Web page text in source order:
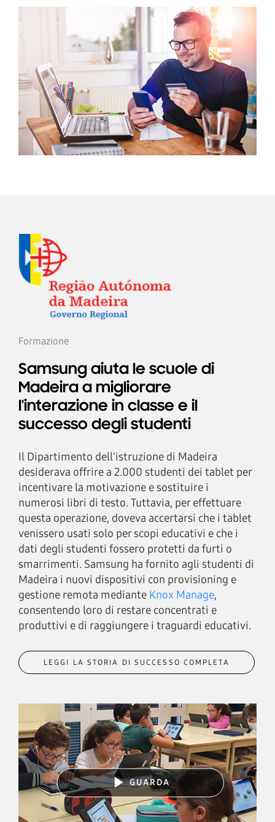
Formazione
Samsung aiuta le scuole di
Madeira a migliorare
l'interazione in classe e il
successo degli studenti
Il Dipartimento dell'istruzione di Madeira
desiderava offrire a 2.000 studenti dei tablet per
incentivare la motivazione e sostituire i
numerosi libri di testo. Tuttavia, per effettuare
questa operazione, doveva accertarsi che i tablet
venissero usati solo per scopi educativi e che i
dati degli studenti fossero protetti da furti o
smarrimenti. Samsung ha fornito agli studenti di
Madeira i nuovi dispositivi con provisioning e
gestione remota mediante Knox Manage,
consentendo loro di restare concentrati e
produttivi e di raggiungere i traguardi educativi.
LEGGI LA STORIA DI SUCCESSO COMPLETA
GUARDA